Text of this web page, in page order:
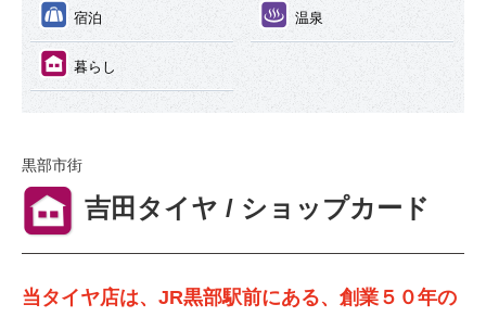
⑨ 宿泊 ⑩ 温泉
⑪ 暮らし
黒部市街
⑪ 吉田タイヤ / ショップカード
当タイヤ店は、JR黒部駅前にある、創業５０年の